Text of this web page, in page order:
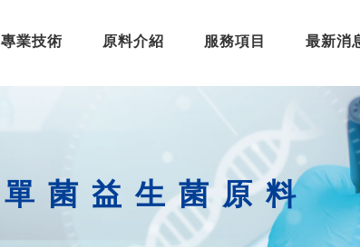
專業技術 原料介紹 服務項目 最新消
單菌益生菌原料